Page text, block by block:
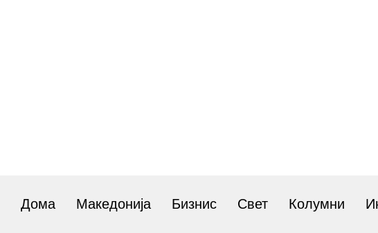
Дома Македонија Бизнис Свет Колумни